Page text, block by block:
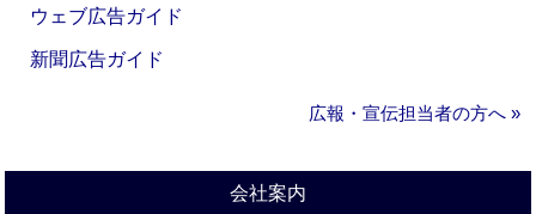
ウェブ広告ガイド
新聞広告ガイド
広報・宣伝担当者の方へ »
会社案内